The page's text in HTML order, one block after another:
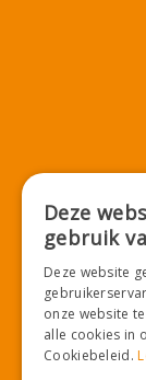
Deze
gebruik
Deze website
onze website
alle cookies in
Cookiebeleid.